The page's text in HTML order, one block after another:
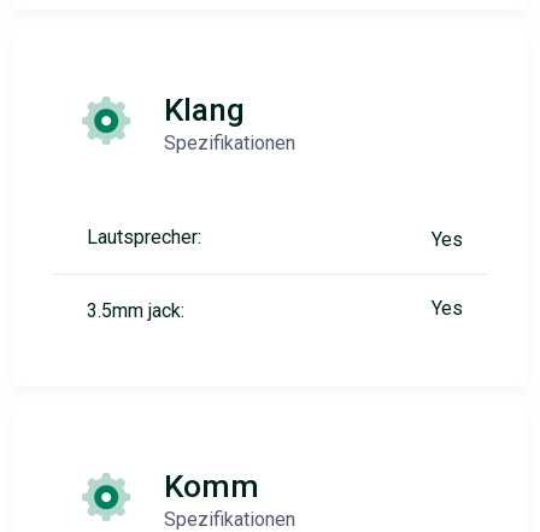
Klang
Spezifikationen
Lautsprecher: Yes
3.5mm jack: Yes
Komm
Spezifikationen